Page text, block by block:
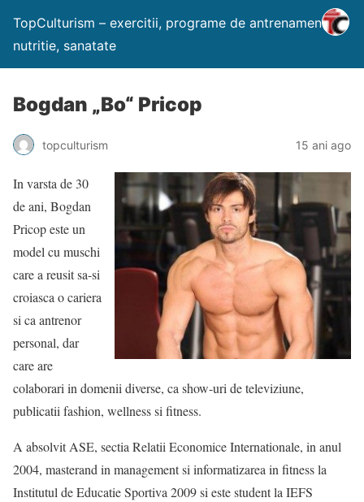
TopCulturism – exercitii, programe de antrenament,
nutritie, sanatate
Bogdan „Bo“ Pricop
topculturism 15 ani ago
In varsta de 30
de ani, Bogdan
Pricop este un
model cu muschi
care a reusit sa-si
croiasca o cariera
si ca antrenor
personal, dar
care are
colaborari in domenii diverse, ca show-uri de televiziune,
publicatii fashion, wellness si fitness.
A absolvit ASE, sectia Relatii Economice Internationale, in anul
2004, masterand in management si informatizarea in fitness la
Institutul de Educatie Sportiva 2009 si este student la IEFS